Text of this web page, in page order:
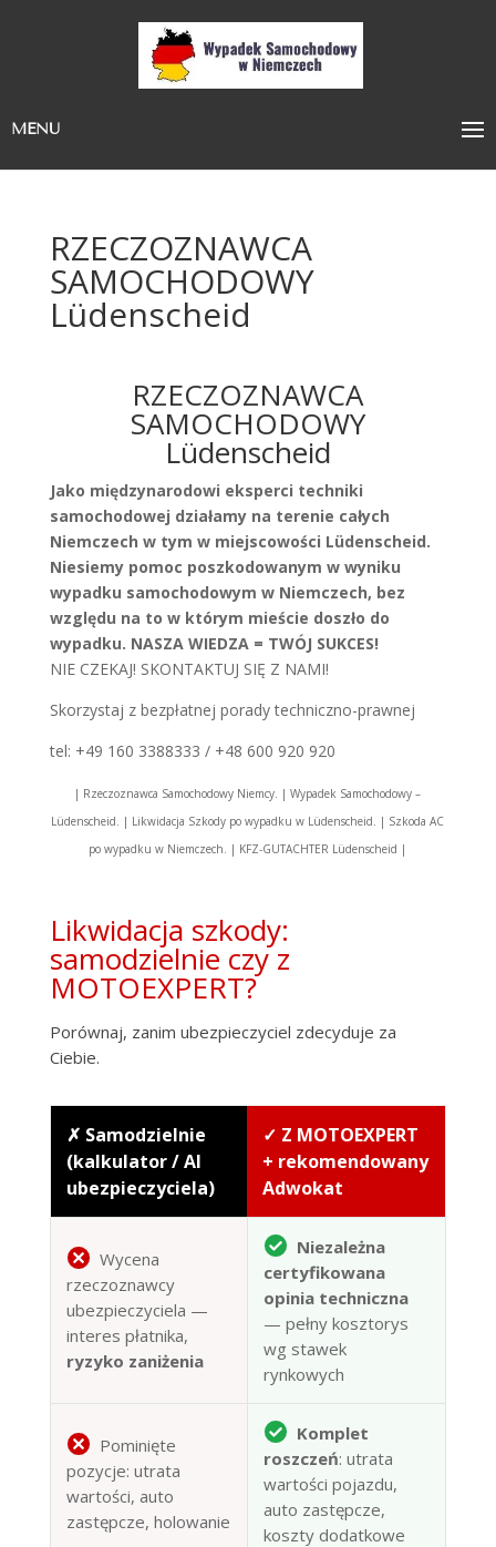
MENU
RZECZOZNAWCA
SAMOCHODOWY
Lüdenscheid
RZECZOZNAWCA
SAMOCHODOWY
Lüdenscheid
Jako międzynarodowi eksperci techniki
samochodowej działamy na terenie całych
Niemczech w tym w miejscowości Lüdenscheid.
Niesiemy pomoc poszkodowanym w wyniku
wypadku samochodowym w Niemczech, bez
względu na to w którym mieście doszło do
wypadku. NASZA WIEDZA = TWÓJ SUKCES!
NIE CZEKAJ! SKONTAKTUJ SIĘ Z NAMI!
Skorzystaj z bezpłatnej porady techniczno-prawnej
tel: +49 160 3388333 / +48 600 920 920
| Rzeczoznawca Samochodowy Niemcy. | Wypadek Samochodowy –
Lüdenscheid. | Likwidacja Szkody po wypadku w Lüdenscheid. | Szkoda AC
po wypadku w Niemczech. | KFZ-GUTACHTER Lüdenscheid |
Likwidacja szkody:
samodzielnie czy z
MOTOEXPERT?
Porównaj, zanim ubezpieczyciel zdecyduje za
Ciebie.
✗ Samodzielnie
(kalkulator / AI
ubezpieczyciela)
✓ Z MOTOEXPERT
+ rekomendowany
Adwokat
Wycena
rzeczoznawcy
ubezpieczyciela —
interes płatnika,
ryzyko zaniżenia
Niezależna
certyfikowana
opinia techniczna
— pełny kosztorys
wg stawek
rynkowych
Pominięte
pozycje: utrata
wartości, auto
zastępcze, holowanie
Komplet
roszczeń: utrata
wartości pojazdu,
auto zastępcze,
koszty dodatkowe